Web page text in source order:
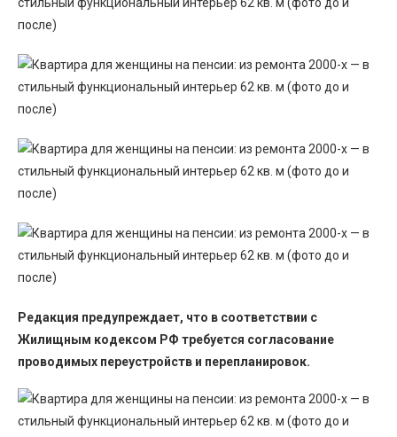
Редакция предупреждает, что в соответствии с
Жилищным кодексом РФ требуется согласование
проводимых переустройств и перепланировок.